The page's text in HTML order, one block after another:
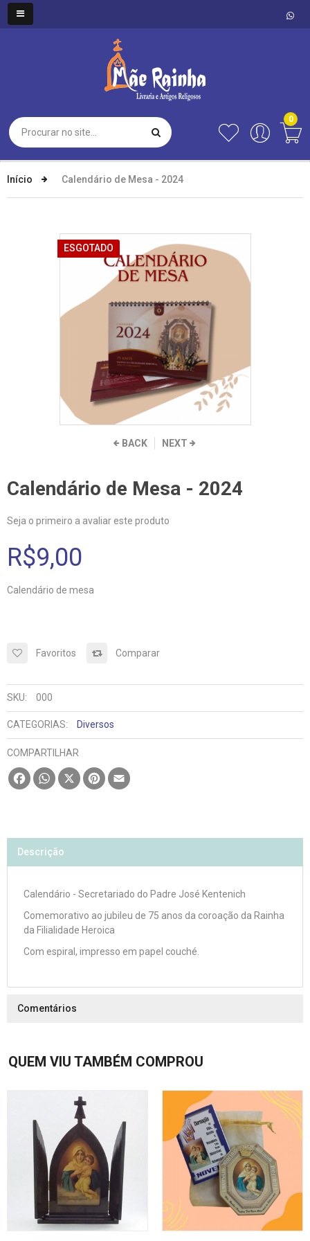
0
Início Calendário de Mesa - 2024
BACK NEXT
ESGOTADO
Calendário de Mesa - 2024
Seja o primeiro a avaliar este produto
R$9,00
Calendário de mesa
Favoritos Comparar
SKU: 000
CATEGORIAS: Diversos
COMPARTILHAR
FacebookWhatsApp
X Pinterest
Descrição
Calendário - Secretariado do Padre José Kentenich
Comemorativo ao jubileu de 75 anos da coroação da Rainha
da Filialidade Heroica
Com espiral, impresso em papel couché.
Comentários
QUEM VIU TAMBÉM COMPROU